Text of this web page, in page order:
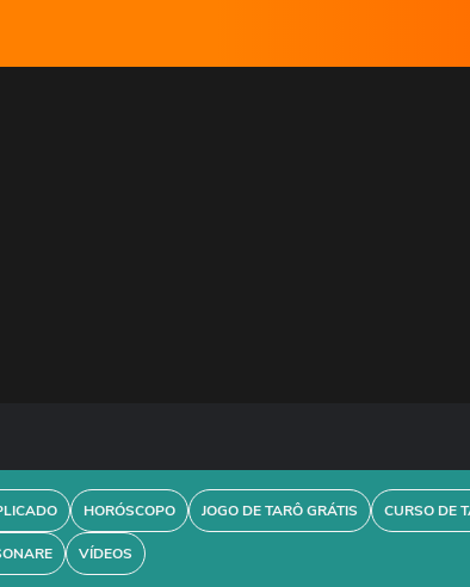
HORÓSCOPO JOGO DE TARÔ GRÁTIS CURSO DE
VÍDEOS